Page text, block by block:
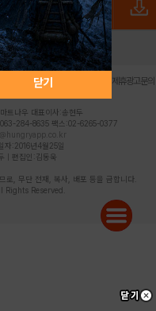
닫기
전체앱
불법촬영물 신고센터 제휴광고문의
트나우 대표이사:송현두
284-8635 팩스:02-6265-0377
자:2016년4월25일
| 편집인:김동욱
로, 무단 전재, 복사, 배포 등을 금합니다.
Reserved.